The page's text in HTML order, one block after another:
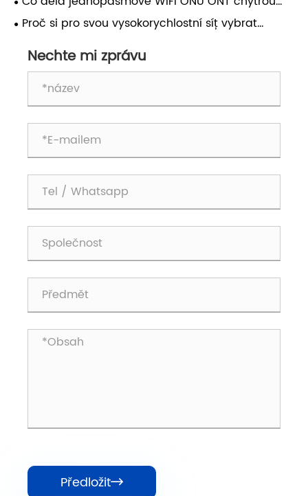
volbou pro moderní optické sítě?
Proč si pro svou vysokorychlostní síť vybrat
Nechte mi zprávu
Předložit